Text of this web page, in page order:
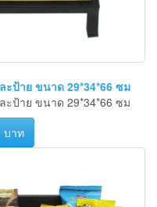
ะป้าย ขนาด 29*34*66 ซม
ะป้าย ขนาด 29*34*66 ซม
บาท